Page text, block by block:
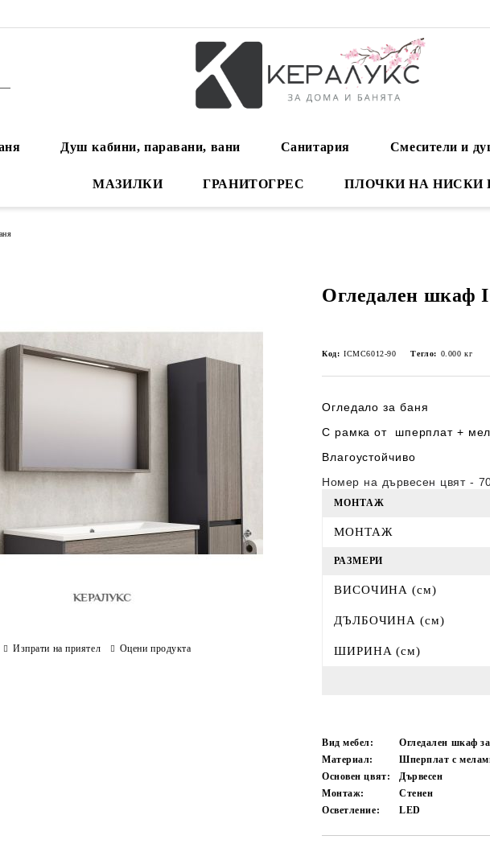
Душ кабини, паравани, вани Санитария Смесители и
МАЗИЛКИ ГРАНИТОГРЕС ПЛОЧКИ НА НИСКИ
Огледален шкаф
Код: ICMC6012-90 Тегло: 0.000 кг
Огледало за баня
С рамка от шперплат +
Влагоустойчиво
Номер на дървесен цвят -
МОНТАЖ
МОНТАЖ
РАЗМЕРИ
ВИСОЧИНА (см)
ДЪЛБОЧИНА (см)
ШИРИНА (см)
Вид мебел:
Огледален шкаф
Материал:
Шперплат с
Основен цвят:
Дървесен
Монтаж:
Стенен
Осветление:
LED
Изпрати на приятел Оцени продукта